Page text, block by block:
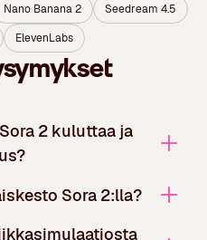
Nano Banana 2
Seedream 4.5
ElevenLabs
2 kuluttaa ja
Sora 2:lla?